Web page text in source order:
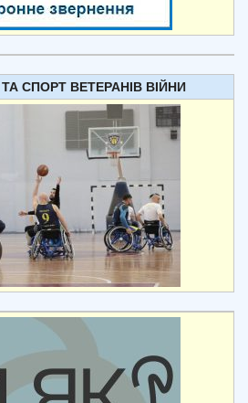
СПОРТ ВЕТЕРАНІВ ВІЙНИ